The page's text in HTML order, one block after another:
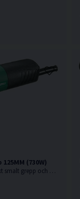
(730W)
730W. Kompakt med ergonomiskt smalt grepp och vinklat stödhandtag